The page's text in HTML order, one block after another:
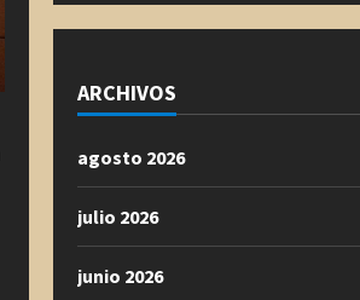
ARCHIVOS
agosto 2026
julio 2026
junio 2026